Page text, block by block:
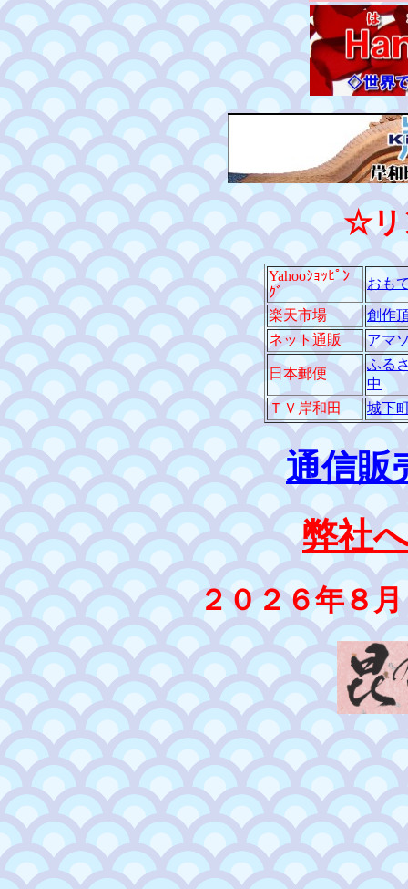
☆リ
Yahooｼｮｯﾋﾟﾝ
ｸﾞ
おも
楽天市場
創作
ネット通販
アマ
日本郵便
ふる
中
ＴＶ岸和田
城下
通信販
弊社
２０２６年８月